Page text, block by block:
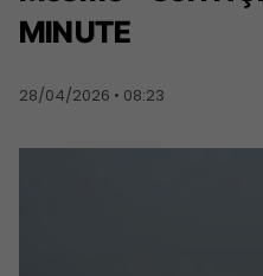
MINUTE
28/04/2026 • 08:23